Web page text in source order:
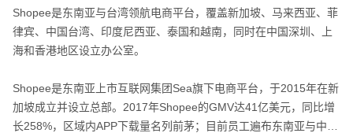
Shopee是东南亚与台湾领航电商平台，覆盖新加坡、马来西亚、菲
律宾、中国台湾、印度尼西亚、泰国和越南，同时在中国深圳、上
海和香港地区设立办公室。
Shopee是东南亚上市互联网集团Sea旗下电商平台，于2015年在新
加坡成立并设立总部。2017年Shopee的GMV达41亿美元，同比增
长258%，区域内APP下载量名列前茅；目前员工遍布东南亚与中国